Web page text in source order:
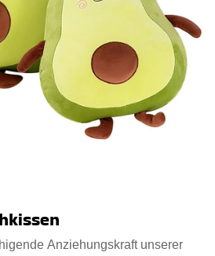
Anziehungskraft unserer